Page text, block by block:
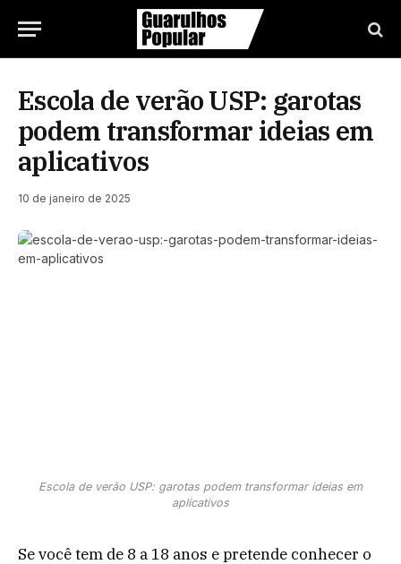
Escola de verão USP: garotas
podem transformar ideias em
aplicativos
10 de janeiro de 2025
Escola de verão USP: garotas podem transformar ideias em
aplicativos
Se você tem de 8 a 18 anos e pretende conhecer o